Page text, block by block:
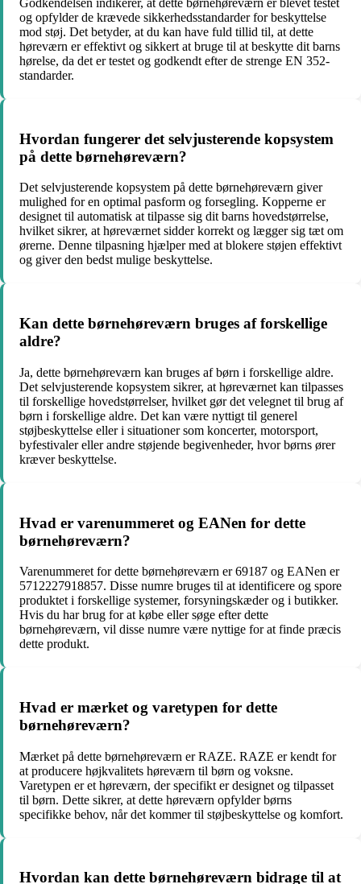
Godkendelsen indikerer, at dette børnehøreværn er blevet testet
og opfylder de krævede sikkerhedsstandarder for beskyttelse
mod støj. Det betyder, at du kan have fuld tillid til, at dette
høreværn er effektivt og sikkert at bruge til at beskytte dit barns
hørelse, da det er testet og godkendt efter de strenge EN 352-
standarder.
Hvordan fungerer det selvjusterende kopsystem
på dette børnehøreværn?
Det selvjusterende kopsystem på dette børnehøreværn giver
mulighed for en optimal pasform og forsegling. Kopperne er
designet til automatisk at tilpasse sig dit barns hovedstørrelse,
hvilket sikrer, at høreværnet sidder korrekt og lægger sig tæt om
ørerne. Denne tilpasning hjælper med at blokere støjen effektivt
og giver den bedst mulige beskyttelse.
Kan dette børnehøreværn bruges af forskellige
aldre?
Ja, dette børnehøreværn kan bruges af børn i forskellige aldre.
Det selvjusterende kopsystem sikrer, at høreværnet kan tilpasses
til forskellige hovedstørrelser, hvilket gør det velegnet til brug af
børn i forskellige aldre. Det kan være nyttigt til generel
støjbeskyttelse eller i situationer som koncerter, motorsport,
byfestivaler eller andre støjende begivenheder, hvor børns ører
kræver beskyttelse.
Hvad er varenummeret og EANen for dette
børnehøreværn?
Varenummeret for dette børnehøreværn er 69187 og EANen er
5712227918857. Disse numre bruges til at identificere og spore
produktet i forskellige systemer, forsyningskæder og i butikker.
Hvis du har brug for at købe eller søge efter dette
børnehøreværn, vil disse numre være nyttige for at finde præcis
dette produkt.
Hvad er mærket og varetypen for dette
børnehøreværn?
Mærket på dette børnehøreværn er RAZE. RAZE er kendt for
at producere højkvalitets høreværn til børn og voksne.
Varetypen er et høreværn, der specifikt er designet og tilpasset
til børn. Dette sikrer, at dette høreværn opfylder børns
specifikke behov, når det kommer til støjbeskyttelse og komfort.
Hvordan kan dette børnehøreværn bidrage til at